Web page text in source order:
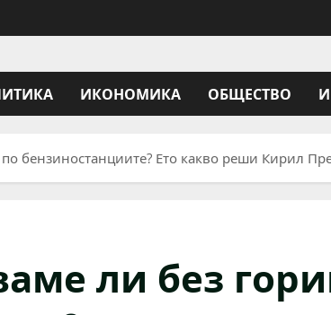
ИКОНОМИКА ОБЩЕСТВО
бензиностанциите? Ето какво реши Кирил
ли без